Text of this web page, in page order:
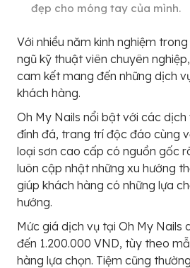
đẹp cho móng tay của mình.
Với nhiều năm kinh nghiệm
ngũ kỹ thuật viên chuyên
cam kết mang đến những dịch
khách hàng.
Oh My Nails nổi bật với các
đính đá, trang trí độc đáo cùng
loại sơn cao cấp có nguồn gốc
luôn cập nhật những xu hướng
giúp khách hàng có những lựa
hướng.
Mức giá dịch vụ tại Oh My Nails
đến 1.200.000 VND, tùy theo
hàng lựa chọn. Tiệm cũng